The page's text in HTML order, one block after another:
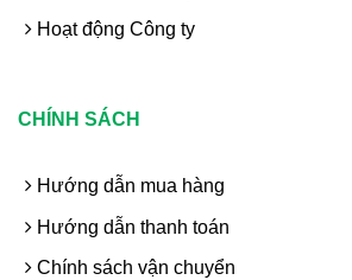
Hoạt động Công ty
CHÍNH SÁCH
Hướng dẫn mua hàng
Hướng dẫn thanh toán
Chính sách vận chuyển